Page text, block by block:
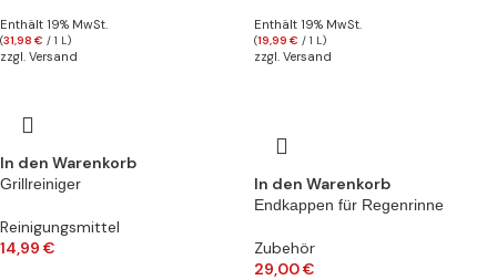
Enthält 19% MwSt.
(31,98 € / 1 L)
zzgl. Versand
Enthält 19% MwSt.
(19,99 € / 1 L)
zzgl. Versand
In den Warenkorb
Grillreiniger
Reinigungsmittel
14,99 €
In den Warenkorb
Endkappen für Regenrinne
Zubehör
29,00€